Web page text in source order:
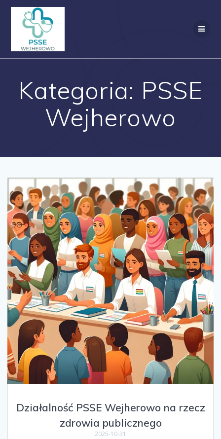
Kategoria: PSSE
Wejherowo
Działalność PSSE Wejherowo na rzecz
zdrowia publicznego
2025-10-31